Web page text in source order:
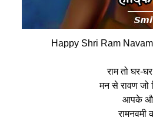
Happy Shri Ram
राम तो घर-
मन से रावण जो
आपके
रामनवमी